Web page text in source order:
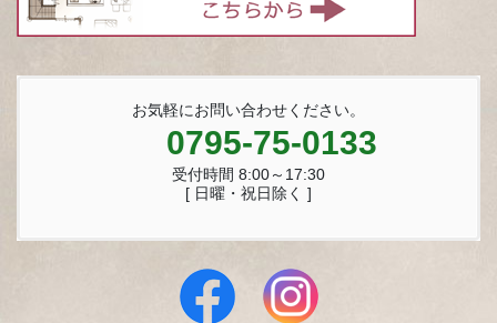
お気軽にお問い合わせください。
0795-75-0133
受付時間 8:00～17:30
[ 日曜・祝日除く ]